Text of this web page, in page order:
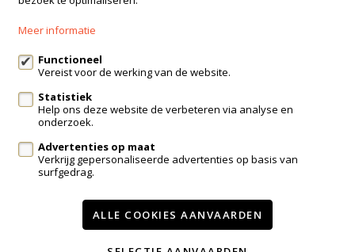
Onze diensten
Wijzig cookie voorkeuren
voorwaarden privacy
powered by Whise
website door FW4
Meer informatie
Functioneel
Vereist voor de werking van de website.
Statistiek
Help ons deze website de verbeteren via analyse en
onderzoek.
Advertenties op maat
Verkrijg gepersonaliseerde advertenties op basis van
surfgedrag.
ALLE COOKIES AANVAARDEN